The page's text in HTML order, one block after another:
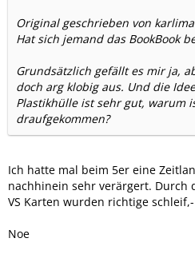
Original geschrieben von
Hat sich jemand das BookBook
Grundsätzlich gefällt es mir ja,
doch arg klobig aus. Und die
Plastikhülle ist sehr gut, warum
draufgekommen?
Ich hatte mal beim 5er eine
nachhinein sehr verärgert. Durch
VS Karten wurden richtige
Noe